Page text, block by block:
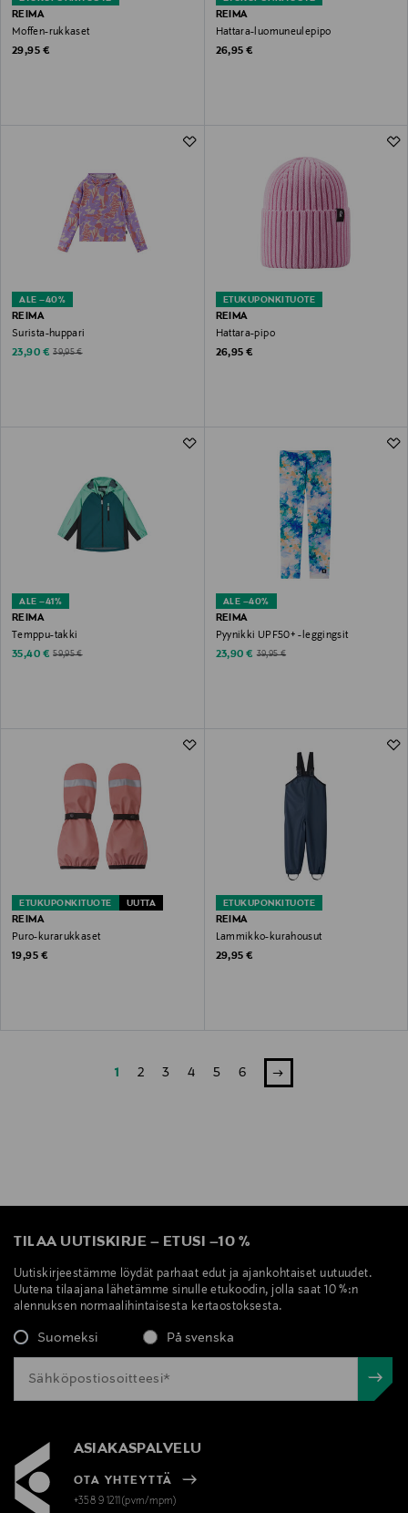
REIMA
Moffen-rukkaset
Original Price
29,95 €
REIMA
Hattara-luomuneulepipo
Original Price
26,95 €
ALE –40%
REIMA
Surista-huppari
Discounted Price
23,90 € Original Price
39,95 €
ETUKUPONKITUOTE
REIMA
Hattara-pipo
Original Price
26,95 €
ALE –41%
REIMA
Temppu-takki
Discounted Price
35,40 € Original Price
59,95 €
ALE –40%
REIMA
Pyynikki UPF50+ -leggingsit
Discounted Price
23,90 € Original Price
39,95 €
ETUKUPONKITUOTE UUTTA
REIMA
Puro-kurarukkaset
Original Price
19,95 €
ETUKUPONKITUOTE
REIMA
Lammikko-kurahousut
Original Price
29,95 €
1 2 3 4 5 6
TILAA UUTISKIRJE – ETUSI –10 %
Uutiskirjeestämme löydät parhaat edut ja ajankohtaiset uutuudet.
Uutena tilaajana lähetämme sinulle etukoodin, jolla saat 10 %:n
alennuksen normaalihintaisesta kertaostoksesta.
Suomeksi På svenska
ASIAKASPALVELU
OTA YHTEYTTÄ
+358 9 1211(pvm/mpm)